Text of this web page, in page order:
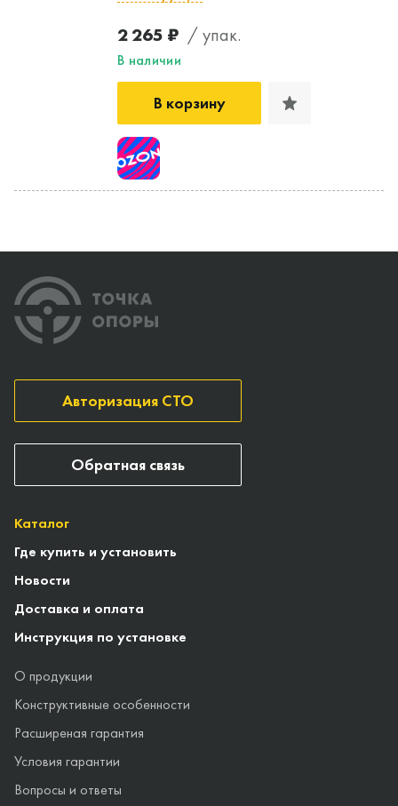
2 265 ₽ / упак.
В наличии
В корзину
Каталог
Где купить и установить
Новости
Доставка и оплата
Инструкция по установке
О продукции
Конструктивные особенности
Расширеная гарантия
Условия гарантии
Вопросы и ответы
Авторизация СТО
Обратная связь